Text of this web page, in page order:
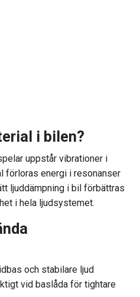
i bilen?
uppstår vibrationer i
förloras energi i resonanser
ljuddämpning i bil förbättras
i hela ljudsystemet.
och stabilare ljud
vid baslåda för tightare